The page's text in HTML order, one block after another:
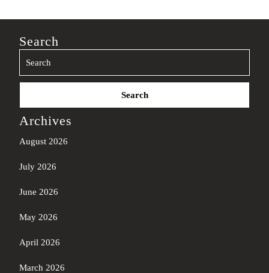
Search
Search
Archives
August 2026
July 2026
June 2026
May 2026
April 2026
March 2026